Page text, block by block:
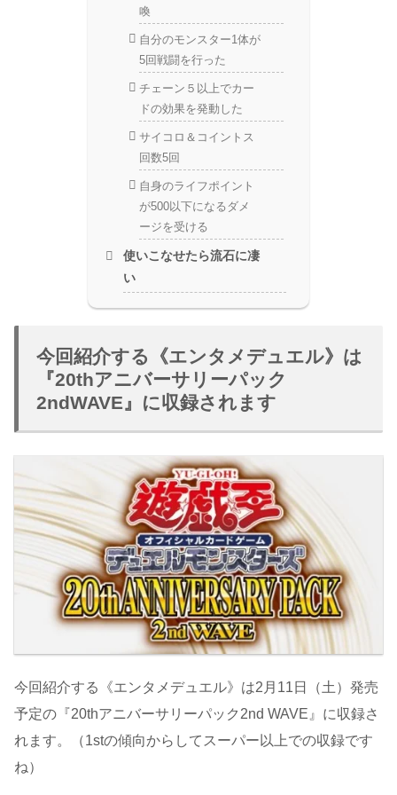
喚
自分のモンスター1体が
5回戦闘を行った
チェーン５以上でカー
ドの効果を発動した
サイコロ＆コイントス
回数5回
自身のライフポイント
が500以下になるダメ
ージを受ける
使いこなせたら流石に凄
い
今回紹介する《エンタメデュエル》は
『20thアニバーサリーパック
2ndWAVE』に収録されます
今回紹介する《エンタメデュエル》は2月11日（土）発売
予定の『20thアニバーサリーパック2nd WAVE』に収録さ
れます。（1stの傾向からしてスーパー以上での収録です
ね）